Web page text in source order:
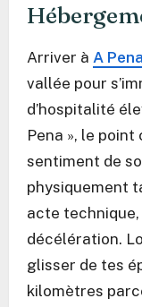
Arriver à A Pena
vallée pour
d’hospitalité
Pena », le
sentiment de
physiquement
acte
décélération.
glisser de tes
kilomètres